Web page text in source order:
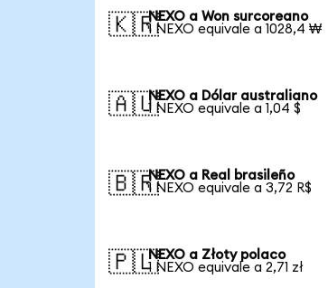
🇰🇷NEXO a Won surcoreano
1 NEXO equivale a 1028,4 ₩
🇦🇺NEXO a Dólar australiano
1 NEXO equivale a 1,04 $
🇧🇷NEXO a Real brasileño
1 NEXO equivale a 3,72 R$
🇵🇱NEXO a Złoty polaco
1 NEXO equivale a 2,71 zł